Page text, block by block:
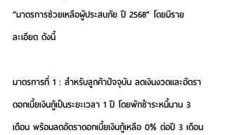
“มาตรการช่วยเหลือผู้ประสบภัย ปี 2568” โดยมีราย
ละเอียด ดังนี้
มาตรการที่ 1 : สำหรับลูกค้าปัจจุบัน ลดเงินงวดและอัตรา
ดอกเบี้ยเงินกู้เป็นระยะเวลา 1 ปี โดยพักชำระหนี้นาน 3
เดือน พร้อมลดอัตราดอกเบี้ยเงินกู้เหลือ 0% ต่อปี 3 เดือน